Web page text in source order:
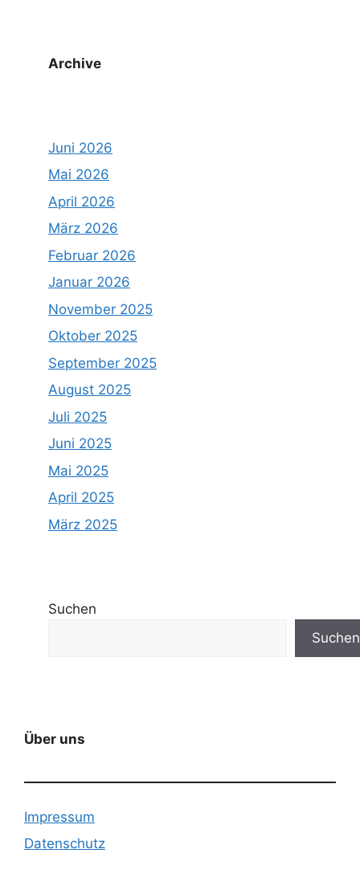
Archive
Juni 2026
Mai 2026
April 2026
März 2026
Februar 2026
Januar 2026
November 2025
Oktober 2025
September 2025
August 2025
Juli 2025
Juni 2025
Mai 2025
April 2025
März 2025
Suchen
Suchen
Über uns
Impressum
Datenschutz